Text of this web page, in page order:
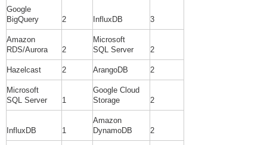
Google
BigQuery
2 InfluxDB 3
Amazon
RDS/Aurora
2
Microsoft
SQL Server
2
Hazelcast 2 ArangoDB 2
Microsoft
SQL Server
1
Google Cloud
Storage
2
InfluxDB 1
Amazon
DynamoDB
2